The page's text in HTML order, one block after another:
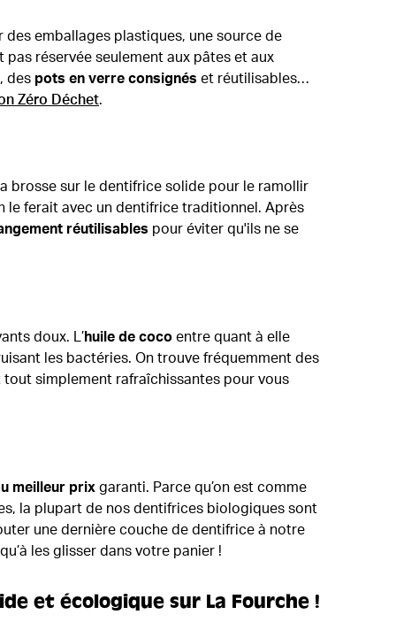
des emballages plastiques, une source de
réservée seulement aux pâtes et aux
, des pots en verre consignés et réutilisables…
Zéro Déchet.
brosse sur le dentifrice solide pour le ramollir
le ferait avec un dentifrice traditionnel. Après
réutilisables pour éviter qu'ils ne se
doux. L’huile de coco entre quant à elle
les bactéries. On trouve fréquemment des
simplement rafraîchissantes pour vous
meilleur prix garanti. Parce qu’on est comme
la plupart de nos dentifrices biologiques sont
une dernière couche de dentifrice à notre
les glisser dans votre panier !
et écologique sur La Fourche !